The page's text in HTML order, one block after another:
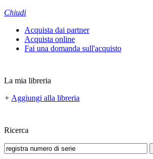
Chiudi
Acquista dai partner
Acquista online
Fai una domanda sull'acquisto
La mia libreria
+ Aggiungi alla libreria
Ricerca